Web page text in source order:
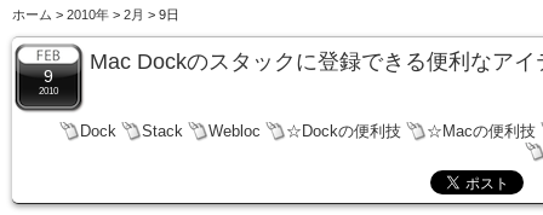
ホーム > 2010年 > 2月 > 9日
9
2010
Mac Dockのスタックに登録できる便利なアイ
Dock Stack Webloc ☆Dockの便利技 ☆Macの便利技